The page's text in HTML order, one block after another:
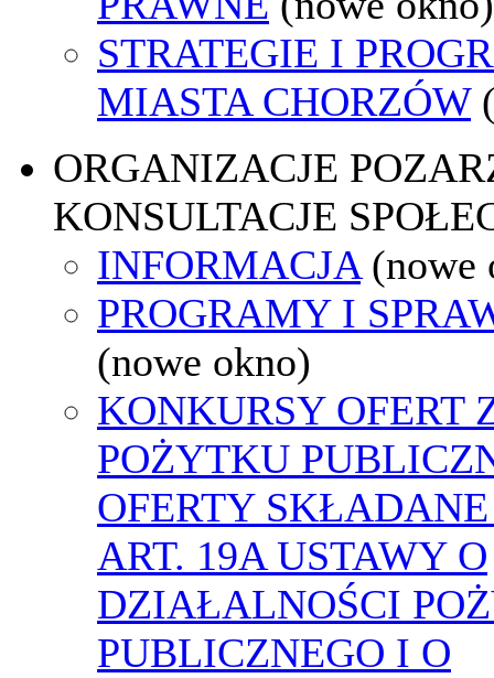
STRATEGIE I
MIASTA CHORZÓW
ORGANIZACJE
KONSULTACJE
INFORMACJA (nowe
PROGRAMY I
(nowe okno)
KONKURSY OFERT
POŻYTKU
OFERTY
ART. 19A USTAWY O
DZIAŁALNOŚCI
PUBLICZNEGO I O